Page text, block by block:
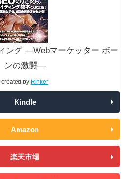
ング —Webマーケッター ボー
ンの激闘—
created by Rinker
Kindle
Amazon
楽天市場